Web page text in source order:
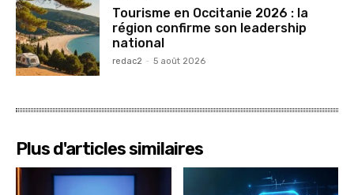
Tourisme en Occitanie 2026 : la
région confirme son leadership
national
redac2 - 5 août 2026
Plus d'articles similaires